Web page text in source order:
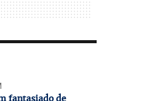
fantasiado de